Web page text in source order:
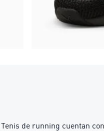
de running cuentan